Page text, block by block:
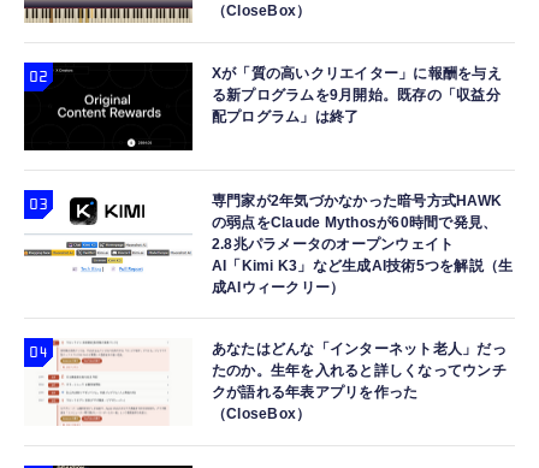
（CloseBox）
Xが「質の高いクリエイター」に報酬を与え
る新プログラムを9月開始。既存の「収益分
配プログラム」は終了
専門家が2年気づかなかった暗号方式HAWK
の弱点をClaude Mythosが60時間で発見、
2.8兆パラメータのオープンウェイト
AI「Kimi K3」など生成AI技術5つを解説（生
成AIウィークリー）
あなたはどんな「インターネット老人」だっ
たのか。生年を入れると詳しくなってウンチ
クが語れる年表アプリを作った
（CloseBox）